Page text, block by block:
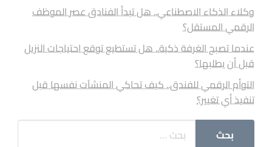
وكلاء الذكاء الاصطناعي.. هل تبدأ الفنادق عصر الموظف
الرقمي المستقل؟
عندما تصبح الغرفة ذكية.. هل تستطيع توقع احتياجات النزيل
قبل أن يطلبها؟
التوأم الرقمي للفندق.. كيف تحاكي المنشآت نفسها قبل
تنفيذ أي تغيير؟